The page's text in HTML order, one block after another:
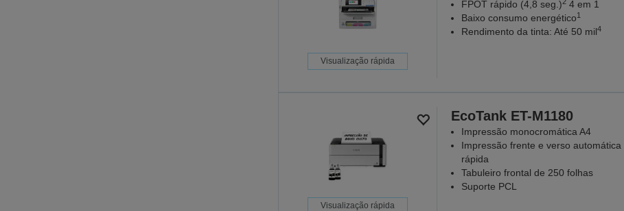
Visualização rápida
FPOT rápido (4,8 seg.) 4 em 1
Baixo consumo energético1
Rendimento da tinta: Até 50 mil4
Visualização rápida
EcoTank ET-M1180
Impressão monocromática A4
Impressão frente e verso automática
rápida
Tabuleiro frontal de 250 folhas
Suporte PCL